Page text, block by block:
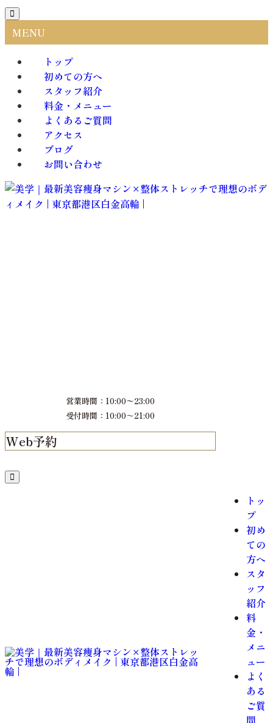
MENU
トップ
初めての方へ
スタッフ紹介
料金・メニュー
よくあるご質問
アクセス
ブログ
お問い合わせ
営業時間：10:00〜23:00
受付時間：10:00～21:00
Web予約
トッ
プ
初め
ての
方へ
スタ
ッフ
紹介
料
金・
メニ
ュー
よく
ある
ご質
問